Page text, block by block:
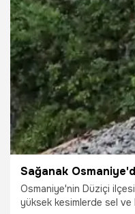
24.06.2026 Gündem
Osmaniye'nin Düziçi
yüksek kesimlerde sel